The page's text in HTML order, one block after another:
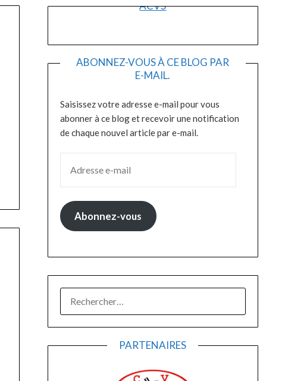
ACVS
ABONNEZ-VOUS À CE BLOG PAR
E-MAIL.
Saisissez votre adresse e-mail pour vous
abonner à ce blog et recevoir une notification
de chaque nouvel article par e-mail.
Abonnez-vous
PARTENAIRES